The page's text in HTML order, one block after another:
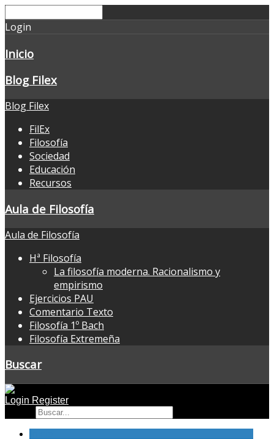
Login
Inicio
Blog Filex
Blog Filex
FilEx
Filosofía
Sociedad
Educación
Recursos
Aula de Filosofía
Aula de Filosofía
Hª Filosofía
La filosofía moderna. Racionalismo y
empirismo
Ejercicios PAU
Comentario Texto
Filosofía 1º Bach
Filosofía Extremeña
Buscar
Login Register